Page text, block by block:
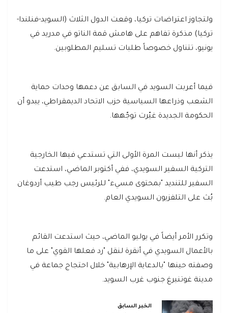
ولتجاوز اعتراضات تركيا، وقعت الدول الثلاث (السويد-فنلندا-
تركيا) مذكرة تفاهم على هامش قمة الناتو في مدريد في
يونيو، تتناول خصوصاً طلبات تسليم المطلوبين.
فيما أعربت السويد في السابق عن دعمها وحدات حماية
الشعب وذراعها السياسية حزب الاتحاد الديمقراطي، يبدو أن
الحكومة الجديدة غيّرت توجّهها.
يذكر أنها ليست المرة الأولى التي تستدعي فيها الخارجية
التركية السفير السويدي، ففي أكتوبر الماضي، استدعت
السفير للتنديد "بمحتوى مسيء" للرئيس رجب طيب أردوغان
بُث على التلفزيون السويدي العام.
وتكرر الأمر أيضاً في يوليو الماضي، حيث استدعت القائم
بالأعمال السويدي في أنقرة لنقل "رد فعلها القوي" على ما
وصفته حينها "بالدعاية الإرهابية" خلال احتجاج جماعة في
مدينة غوتنبرغ جنوب غرب السويد.
الخبر السابق